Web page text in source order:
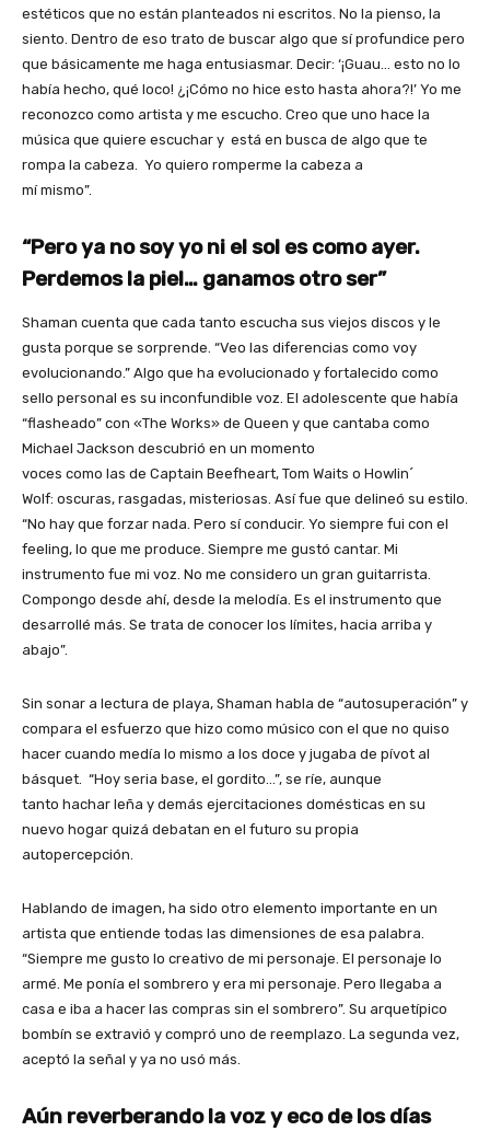
estéticos que no están planteados ni escritos. No la pienso, la
siento. Dentro de eso trato de buscar algo que sí profundice pero
que básicamente me haga entusiasmar. Decir: ‘¡Guau… esto no lo
había hecho, qué loco! ¿¡Cómo no hice esto hasta ahora?!’ Yo me
reconozco como artista y me escucho. Creo que uno hace la
música que quiere escuchar y está en busca de algo que te
rompa la cabeza. Yo quiero romperme la cabeza a
mí mismo”.
“Pero ya no soy yo ni el sol es como ayer.
Perdemos la piel… ganamosotro ser”
Shaman cuenta que cada tanto escucha sus viejos discos y le
gusta porque se sorprende. “Veo las diferencias como voy
evolucionando.” Algo que ha evolucionado y fortalecido como
sello personal es su inconfundible voz. El adolescente que había
“flasheado” con «The Works» de Queen y que cantaba como
Michael Jackson descubrió en un momento
voces como las de Captain Beefheart, Tom Waits o Howlin´
Wolf: oscuras, rasgadas, misteriosas. Así fue que delineó su estilo.
“No hay que forzar nada. Pero sí conducir. Yo siempre fui con el
feeling, lo que me produce. Siempre me gustó cantar. Mi
instrumento fue mi voz. No me considero un gran guitarrista.
Compongo desde ahí, desde la melodía. Es el instrumento que
desarrollé más. Se trata de conocer los límites, hacia arriba y
abajo”.
Sin sonar a lectura de playa, Shaman habla de “autosuperación” y
compara el esfuerzo que hizo como músico con el que no quiso
hacer cuando medía lo mismo a los doce y jugaba de pívot al
básquet. “Hoy seria base, el gordito…”, se ríe, aunque
tanto hachar leña y demás ejercitaciones domésticas en su
nuevo hogar quizá debatan en el futuro su propia
autopercepción.
Hablando de imagen, ha sido otro elemento importante en un
artista que entiende todas las dimensiones de esa palabra.
“Siempre me gusto lo creativo de mi personaje. El personaje lo
armé. Me ponía el sombrero y era mi personaje. Pero llegaba a
casa e iba a hacer las compras sin el sombrero”. Su arquetípico
bombín se extravió y compró uno de reemplazo. La segunda vez,
aceptó la señal y ya no usó más.
Aún reverberando la voz y eco de los días